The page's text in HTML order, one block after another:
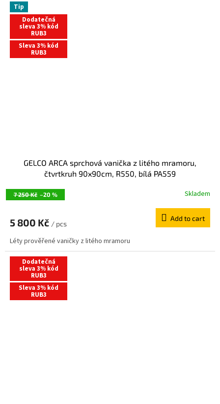
Tip
Dodatečná
sleva 3% kód
RUB3
Sleva 3% kód
RUB3
7 250 Kč –20 %
GELCO ARCA sprchová vanička z litého mramoru,
čtvrtkruh 90x90cm, R550, bílá PA559
Skladem
5 800 Kč / pcs
Add to cart
Léty prověřené vaničky z litého mramoru
Dodatečná
sleva 3% kód
RUB3
Sleva 3% kód
RUB3